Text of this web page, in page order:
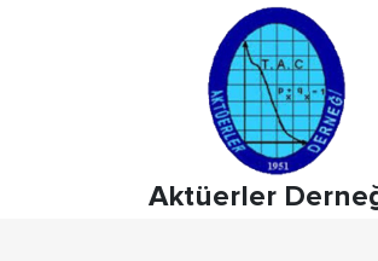
Aktüerler